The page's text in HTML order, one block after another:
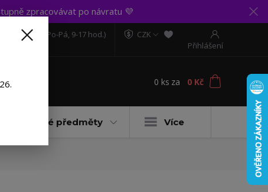
zpracovávat po návratu 💜
CZK
Přihlášení
606 888 281 (Po-Pá, 9-17 hod.)
0 ks za 0 Kč
Dárkové předměty Více